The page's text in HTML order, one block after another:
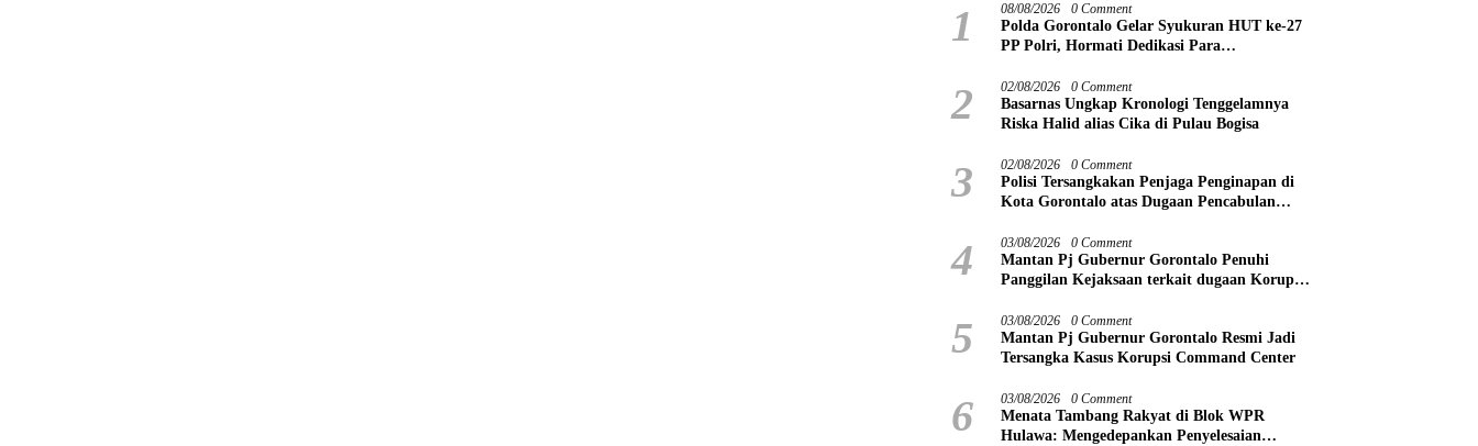
1 08/08/2026 0 Comment
Polda Gorontalo Gelar Syukuran HUT ke-27
PP Polri, Hormati Dedikasi Para
2 02/08/2026 0 Comment
Basarnas Ungkap Kronologi Tenggelamnya
Riska Halid alias Cika di Pulau Bogisa
3 02/08/2026 0 Comment
Polisi Tersangkakan Penjaga Penginapan di
Kota Gorontalo atas Dugaan Pencabulan
4 03/08/2026 0 Comment
Mantan Pj Gubernur Gorontalo Penuhi
Panggilan Kejaksaan terkait dugaan Korupsi
5 03/08/2026 0 Comment
Mantan Pj Gubernur Gorontalo Resmi Jadi
Tersangka Kasus Korupsi Command Center
6 03/08/2026 0 Comment
Menata Tambang Rakyat di Blok WPR
Hulawa: Mengedepankan Penyelesaian